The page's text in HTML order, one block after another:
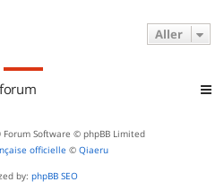
Aller
Forum Software © phpBB Limited
officielle © Qiaeru
by: phpBB SEO